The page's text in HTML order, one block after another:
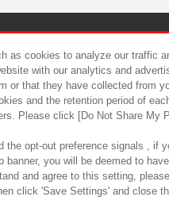
食品のご提供に
as cookies to analyze our traffic
with our analytics and
or that they have collected from
and the retention period of
Please click [Do Not Share My
the opt-out preference signals , if
banner, you will be deemed to
and agree to this setting,
click 'Save Settings' and close